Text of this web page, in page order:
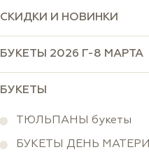
СКИДКИ И НОВИНКИ
БУКЕТЫ 2026 Г-8 МАРТА
БУКЕТЫ
ТЮЛЬПАНЫ букеты
БУКЕТЫ ДЕНЬ МАТЕРИ